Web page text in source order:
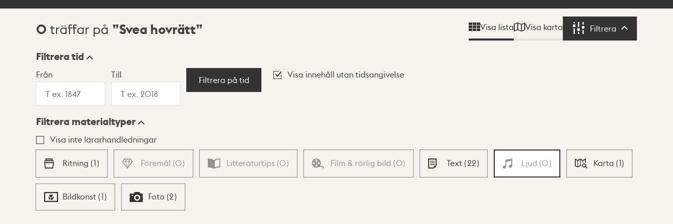
Sökresultat
0 träffar på Svea hovrätt Visa lista Visa karta Filtrera Filtrera
Visningsläge
Lista Karta
Filtrera tid
Från Till
Filtrera på tid
Visa innehåll utan tidsangivelse
Filtrera materialtyper
Visa inte lärarhandledningar
Ritning (1) Föremål (0) Litteraturtips (0) Film & rörlig bild (0) Text (22) Ljud (0) Karta (1)
Bildkonst (1) Foto (2)